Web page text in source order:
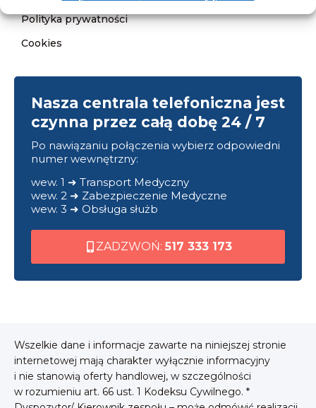
Polityka prywatności
Cookies
Nasza centrala telefoniczna jest
czynna przez całą dobę 24 / 7
Po nawiązaniu połączenia wybierz odpowiedni
numer wewnętrzny:
wew. 1 ➜ Transport Medyczny
wew. 2 ➜ Zabezpieczenie Medyczne
wew. 3 ➜ Obsługa służb
ZADZWOŃ: 517 333 173
Wszelkie dane i informacje zawarte na niniejszej stronie
internetowej mają charakter wyłącznie informacyjny
i nie stanowią oferty handlowej, w szczególności
w rozumieniu art. 66 ust. 1 Kodeksu Cywilnego. *